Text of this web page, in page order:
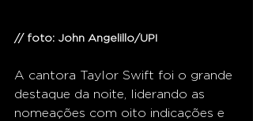
// foto: John Angelillo/UPI
A cantora Taylor Swift foi o grande
destaque da noite, liderando as
nomeações com oito indicações e